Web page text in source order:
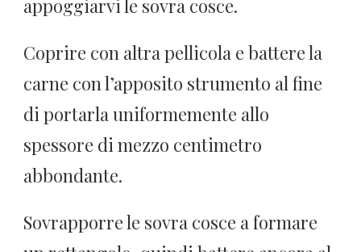
appoggiarvi le sovra cosce.
Coprire con altra pellicola e battere la
carne con l’apposito strumento al fine
di portarla uniformemente allo
spessore di mezzo centimetro
abbondante.
Sovrapporre le sovra cosce a formare